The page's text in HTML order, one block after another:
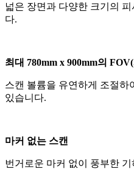
넓은 장면과 다양한 크기의
다.
최대 780mm x 900mm의
스캔 볼륨을 유연하게 조절하
있습니다.
마커 없는 스캔
번거로운 마커 없이 풍부한